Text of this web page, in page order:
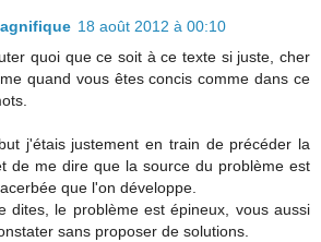
18 août 2012 à 00:10
quoi que ce soit à ce texte si juste, cher
quand vous êtes concis comme dans ce
j'étais justement en train de précéder la
de me dire que la source du problème est
que l'on développe.
dites, le problème est épineux, vous aussi
sans proposer de solutions.